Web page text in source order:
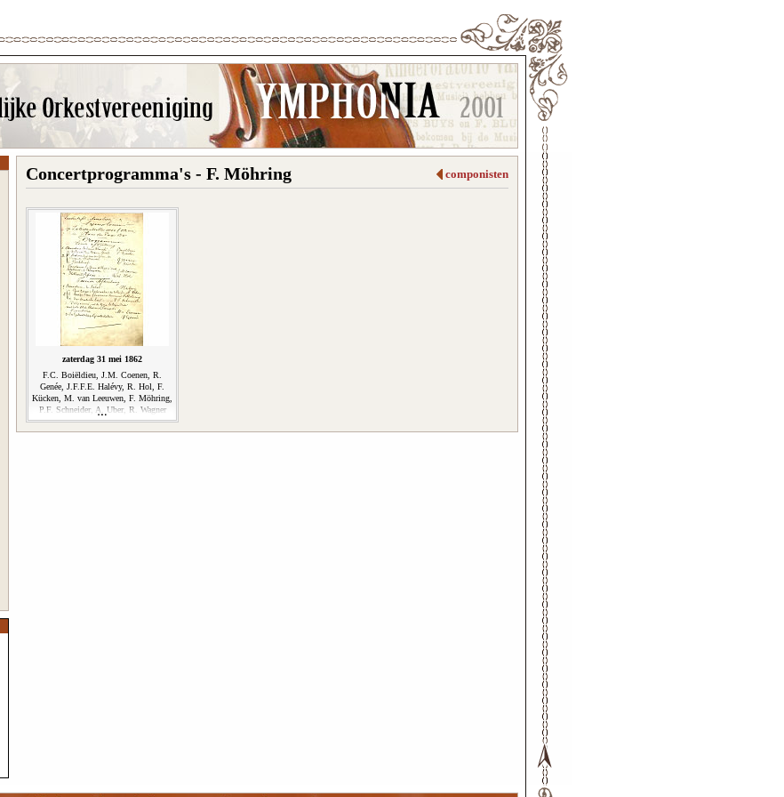
componisten
Concertprogramma's - F. Möhring
zaterdag 31 mei 1862
F.C. Boiëldieu, J.M. Coenen, R.
Genée, J.F.F.E. Halévy, R. Hol, F.
Kücken, M. van Leeuwen, F. Möhring,
P.F. Schneider, A. Uber, R. Wagner